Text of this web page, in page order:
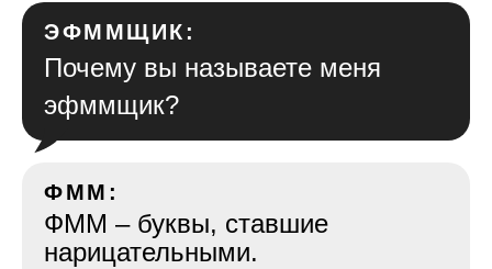
ЭФММЩИК:
Почему вы называете меня
эфммщик?
ФММ:
ФММ – буквы, ставшие
нарицательными.